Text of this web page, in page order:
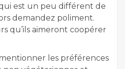
est un peu différent de
demandez poliment.
qu’ils aimeront coopérer
les préférences